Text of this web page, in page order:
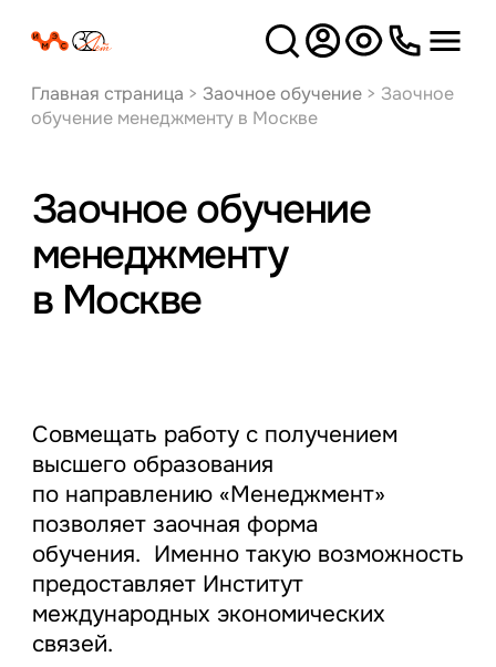
Версия
для слабовидящих
Главная страница > Заочное обучение> Заочное
обучение менеджменту в Москве
Заочное обучение
менеджменту
в Москве
Совмещать работу с получением
высшего образования
по направлению «Менеджмент»
позволяет заочная форма
обучения. Именно такую возможность
предоставляет Институт
международных экономических
связей.